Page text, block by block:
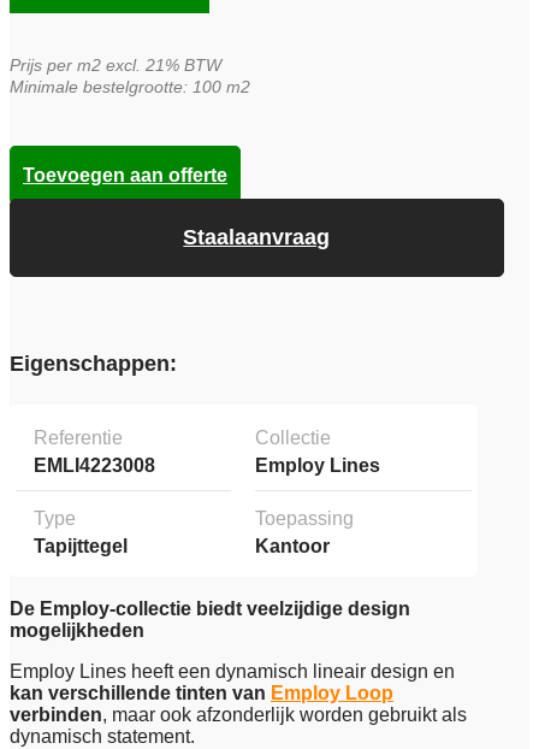
Prijs per m2 excl. 21% BTW
Minimale bestelgrootte: 100 m2
Staalaanvraag
Toevoegen aan offerte
Eigenschappen:
Referentie
EMLI4223008
Collectie
Employ Lines
Type
Tapijttegel
Toepassing
Kantoor
De Employ-collectie biedt veelzijdige design
mogelijkheden
Employ Lines heeft een dynamisch lineair design en
kan verschillende tinten van Employ Loop
verbinden, maar ook afzonderlijk worden gebruikt als
dynamisch statement.